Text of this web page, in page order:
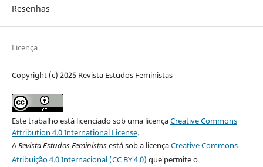
Resenhas
Licença
Copyright (c) 2025 Revista Estudos Feministas
Este trabalho está licenciado sob uma licençaCreative Commons
Attribution 4.0 International License.
ARevista Estudos Feministasestá sob a licençaCreative Commons
Atribuição 4.0 Internacional (CC BY 4.0) que permite o